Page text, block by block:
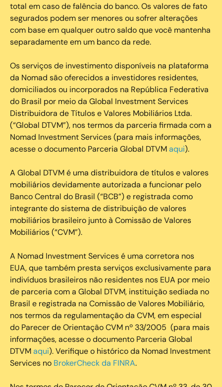
total em caso de falência do banco. Os valores de fato
segurados podem ser menores ou sofrer alterações
com base em qualquer outro saldo que você mantenha
separadamente em um banco da rede.
Os serviços de investimento disponíveis na plataforma
da Nomad são oferecidos a investidores residentes,
domiciliados ou incorporados na República Federativa
do Brasil por meio da Global Investment Services
Distribuidora de Títulos e Valores Mobiliários Ltda.
(“Global DTVM”), nos termos da parceria firmada com a
Nomad Investment Services (para mais informações,
acesse o documento Parceria Global DTVMaqui).
A Global DTVM é uma distribuidora de títulos e valores
mobiliários devidamente autorizada a funcionar pelo
Banco Central do Brasil (“BCB”) e registrada como
integrante do sistema de distribuição de valores
mobiliários brasileiro junto à Comissão de Valores
Mobiliários (“CVM”).
‍A Nomad Investment Services é uma corretora nos
EUA, que também presta serviços exclusivamente para
indivíduos brasileiros não residentes nos EUA por meio
de parceria com a Global DTVM, instituição sediada no
Brasil e registrada na Comissão de Valores Mobiliário,
nos termos da regulamentação da CVM, em especial
do Parecer de Orientação CVM nº 33/2005 (para mais
informações, acesse o documento Parceria Global
DTVMaqui). Verifique o histórico da Nomad Investment
Services no BrokerCheck da FINRA.